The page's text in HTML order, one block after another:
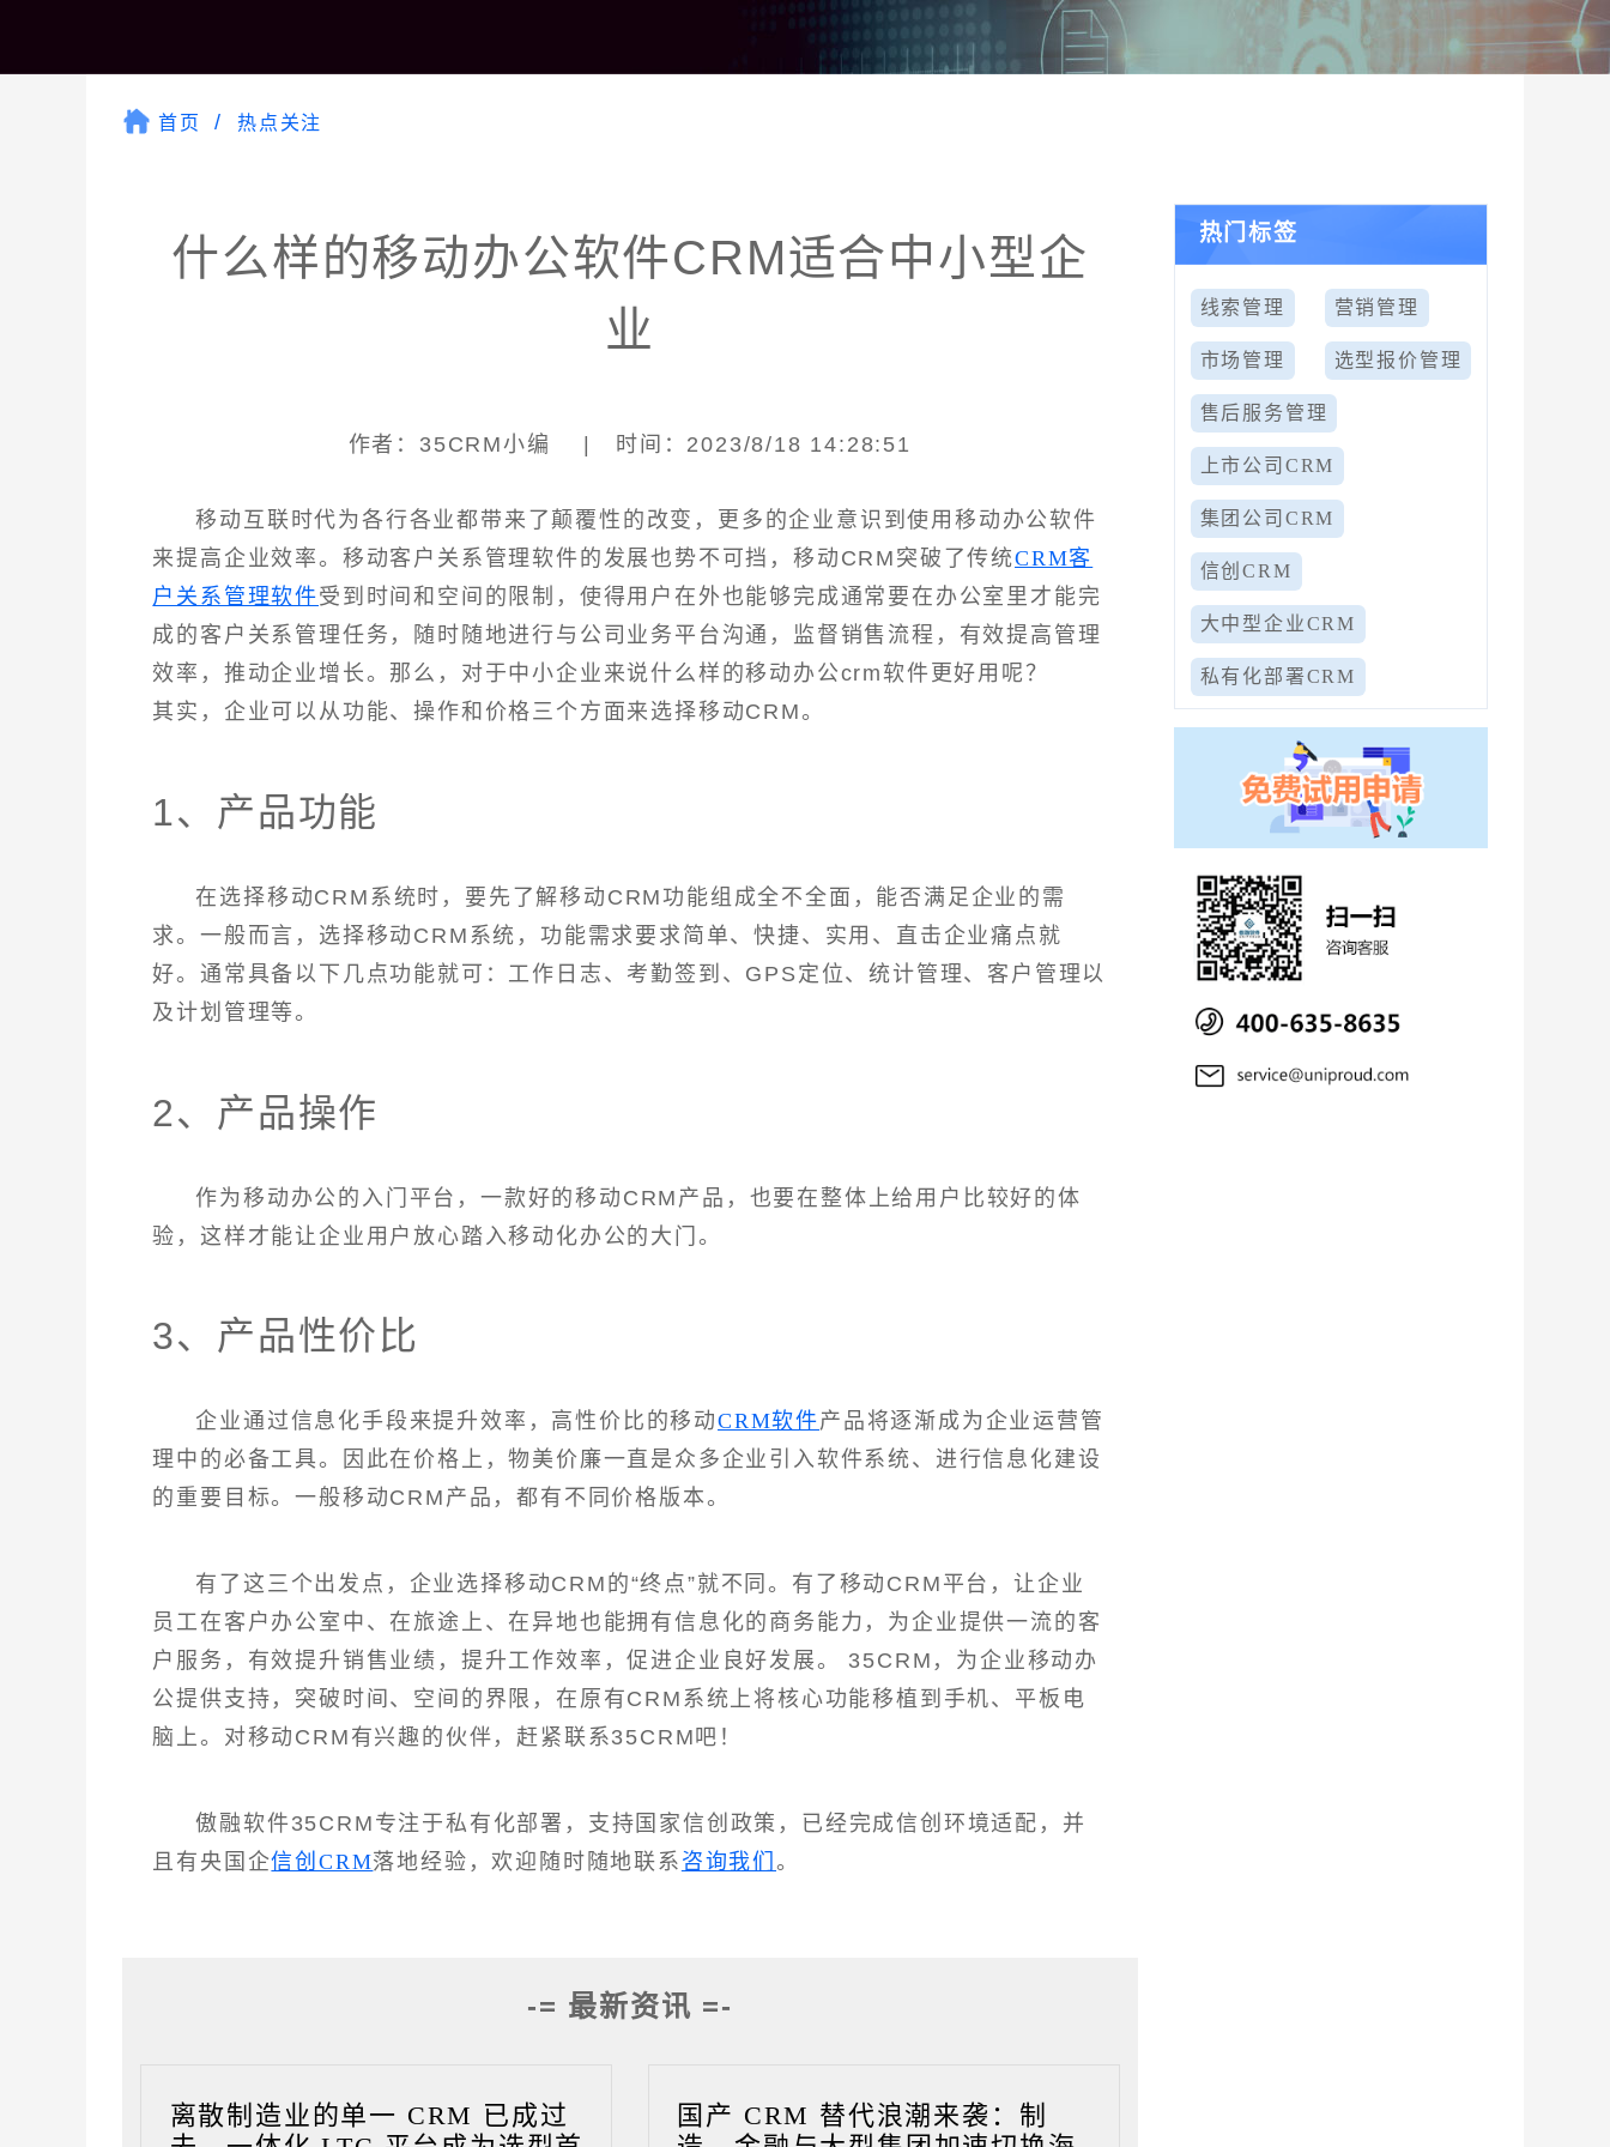
首页 热点关注
什么样的移动办公软件CRM适合中小型企
业
作者：35CRM小编 | 时间：2023/8/18 14:28:51
移动互联时代为各行各业都带来了颠覆性的改变，更多的企业意识到使用移动办公软件
来提高企业效率。移动客户关系管理软件的发展也势不可挡，移动CRM突破了传统CRM客
户关系管理软件受到时间和空间的限制，使得用户在外也能够完成通常要在办公室里才能完
成的客户关系管理任务，随时随地进行与公司业务平台沟通，监督销售流程，有效提高管理
效率，推动企业增长。那么，对于中小企业来说什么样的移动办公crm软件更好用呢？
其实，企业可以从功能、操作和价格三个方面来选择移动CRM。
1、产品功能
在选择移动CRM系统时，要先了解移动CRM功能组成全不全面，能否满足企业的需
求。一般而言，选择移动CRM系统，功能需求要求简单、快捷、实用、直击企业痛点就
好。通常具备以下几点功能就可：工作日志、考勤签到、GPS定位、统计管理、客户管理以
及计划管理等。
2、产品操作
作为移动办公的入门平台，一款好的移动CRM产品，也要在整体上给用户比较好的体
验，这样才能让企业用户放心踏入移动化办公的大门。
3、产品性价比
企业通过信息化手段来提升效率，高性价比的移动CRM软件产品将逐渐成为企业运营管
理中的必备工具。因此在价格上，物美价廉一直是众多企业引入软件系统、进行信息化建设
的重要目标。一般移动CRM产品，都有不同价格版本。
有了这三个出发点，企业选择移动CRM的“终点”就不同。有了移动CRM平台，让企业
员工在客户办公室中、在旅途上、在异地也能拥有信息化的商务能力，为企业提供一流的客
户服务，有效提升销售业绩，提升工作效率，促进企业良好发展。 35CRM，为企业移动办
公提供支持，突破时间、空间的界限，在原有CRM系统上将核心功能移植到手机、平板电
脑上。对移动CRM有兴趣的伙伴，赶紧联系35CRM吧！
傲融软件35CRM专注于私有化部署，支持国家信创政策，已经完成信创环境适配，并
且有央国企信创CRM落地经验，欢迎随时随地联系 咨询我们。
-= 最新资讯 =-
离散制造业的单一 CRM 已成过
国产 CRM 替代浪潮来袭：制
热门标签
线索管理 营销管理
市场管理 选型报价管理
售后服务管理
上市公司CRM
集团公司CRM
信创CRM
大中型企业CRM
私有化部署CRM